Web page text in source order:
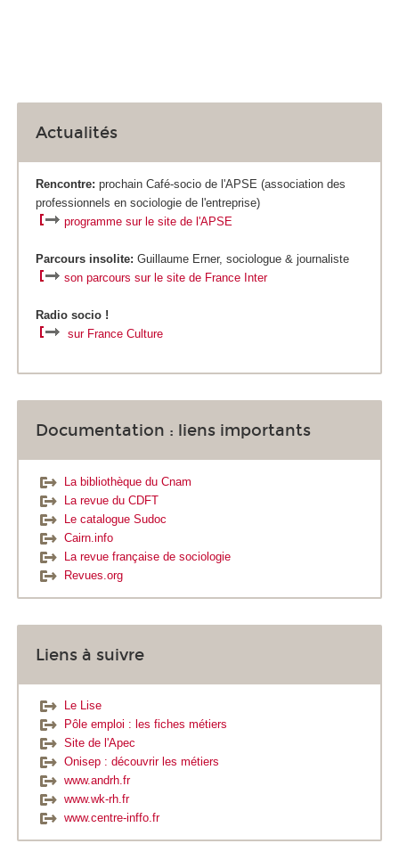
Actualités
Rencontre: prochain Café-socio de l'APSE (association des
professionnels en sociologie de l'entreprise)
programme sur le site de l'APSE
Parcours insolite: Guillaume Erner, sociologue & journaliste
son parcours sur le site de France Inter
Radio socio !
sur France Culture
Documentation : liens importants
La bibliothèque du Cnam
La revue du CDFT
Le catalogue Sudoc
Cairn.info
La revue française de sociologie
Revues.org
Liens à suivre
Le Lise
Pôle emploi : les fiches métiers
Site de l'Apec
Onisep : découvrir les métiers
www.andrh.fr
www.wk-rh.fr
www.centre-inffo.fr